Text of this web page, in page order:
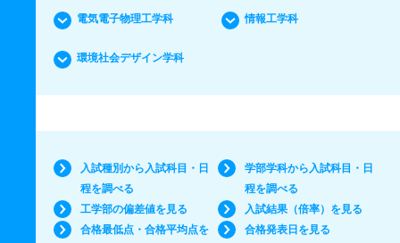
電気電子物理工学科 情報工学科
環境社会デザイン学科
入試種別から入試科目・日
程を調べる
学部学科から入試科目・日
程を調べる
工学部の偏差値を見る
入試結果（倍率）を見る
合格最低点・合格平均点を
合格発表日を見る